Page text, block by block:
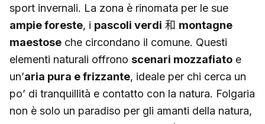
sport invernali. La zona è rinomata per le sue
ampie foreste, i pascoli verdi 和 montagne
maestose che circondano il comune. Questi
elementi naturali offrono scenari mozzafiato e
un’aria pura e frizzante, ideale per chi cerca un
po’ di tranquillità e contatto con la natura. Folgaria
non è solo un paradiso per gli amanti della natura,